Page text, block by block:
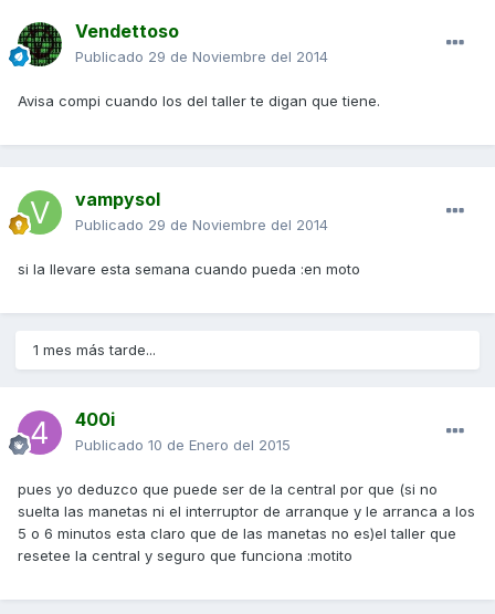
Vendettoso
Publicado 29 de Noviembre del 2014
Avisa compi cuando los del taller te digan que tiene.
vampysol
Publicado 29 de Noviembre del 2014
si la llevare esta semana cuando pueda :en moto
1 mes más tarde...
400i
Publicado 10 de Enero del 2015
pues yo deduzco que puede ser de la central por que (si no
suelta las manetas ni el interruptor de arranque y le arranca a los
5 o 6 minutos esta claro que de las manetas no es)el taller que
resetee la central y seguro que funciona :motito